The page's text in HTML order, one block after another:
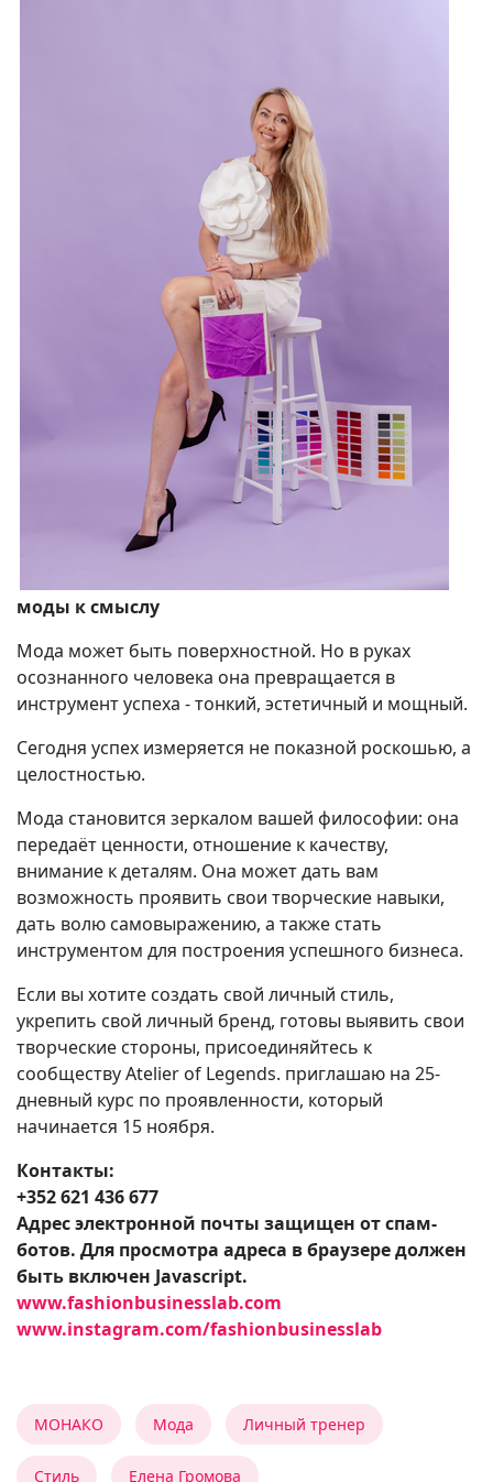
моды к смыслу
Мода может быть поверхностной. Но в руках
осознанного человека она превращается в
инструмент успеха - тонкий, эстетичный и мощный.
Сегодня успех измеряется не показной роскошью, а
целостностью.
Мода становится зеркалом вашей философии: она
передаёт ценности, отношение к качеству,
внимание к деталям. Она может дать вам
возможность проявить свои творческие навыки,
дать волю самовыражению, а также стать
инструментом для построения успешного бизнеса.
Если вы хотите создать свой личный стиль,
укрепить свой личный бренд, готовы выявить свои
творческие стороны, присоединяйтесь к
сообществу Atelier of Legends. приглашаю на 25-
дневный курс по проявленности, который
начинается 15 ноября.
Контакты:
+352 621 436 677
Адрес электронной почты защищен от спам-
ботов. Для просмотра адреса в браузере должен
быть включен Javascript.
www.fashionbusinesslab.com
www.instagram.com/fashionbusinesslab
МОНАКО Мода Личный тренер
Стиль Елена Громова